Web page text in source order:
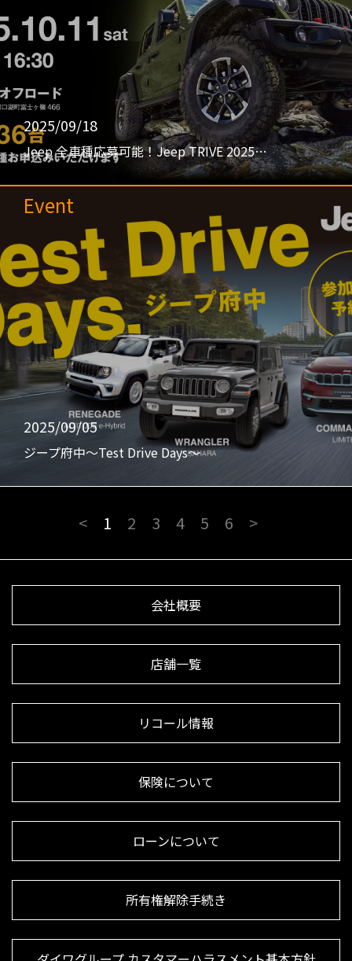
2025/09/18
Jeep 全車種応募可能！Jeep TRIVE 2025…
Event
2025/09/05
ジープ府中〜Test Drive Days〜
< 1 2 3 4 5 6 >
会社概要
店舗一覧
リコール情報
保険について
ローンについて
所有権解除手続き